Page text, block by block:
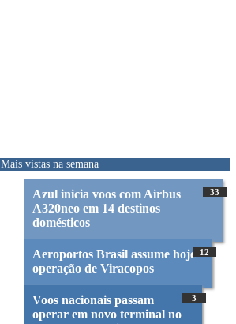
Mais vistas na semana
Azul inicia voos com Airbus
A320neo em 14 destinos
domésticos
33
Aeroportos Brasil assume hoje
operação de Viracopos
12
Voos nacionais passam
operar em novo terminal no
3